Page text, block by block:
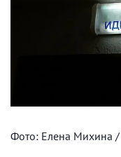
Фото: Елена Михина /